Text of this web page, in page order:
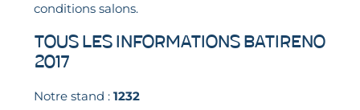
conditions salons.
Tous les informations Batireno
2017
Notre stand : 1232